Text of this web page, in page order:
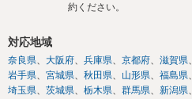
約ください。
対応地域
奈良県 大阪府 兵庫県 京都府 滋賀県
岩手県
宮城県 秋田県 山形県 福島県
埼玉県
茨城県 栃木県 群馬県 新潟県